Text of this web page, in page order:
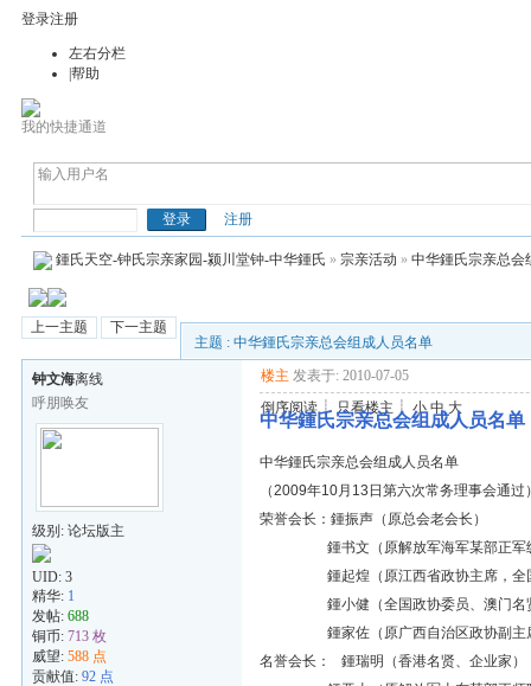
登录注册
左右分栏
|帮助
我的快捷通道
钟(鍾)氏天空
注册
鍾氏天空-钟氏宗亲家园-颍川堂钟-中华鍾氏 » 宗亲活动 » 中华鍾氏宗亲总会
上一主题
下一主题
主题 : 中华鍾氏宗亲总会组成人员名单
钟文海离线
呼朋唤友
级别: 论坛版主
UID: 3
精华: 1
发帖: 688
铜币: 713 枚
威望: 588 点
贡献值: 92 点
楼主 发表于: 2010-07-05
倒序阅读 ┊ 只看楼主 ┊ 小 中 大
中华鍾氏宗亲总会组成人员名单
中华鍾氏宗亲总会组成人员名单
（2009年10月13日第六次常务理事会通过
荣誉会长：鍾振声（原总会老会长）
鍾书文（原解放军海军某部正军级
鍾起煌（原江西省政协主席，全国
鍾小健（全国政协委员、澳门名
鍾家佐（原广西自治区政协副主
名誉会长： 鍾瑞明（香港名贤、企业家）